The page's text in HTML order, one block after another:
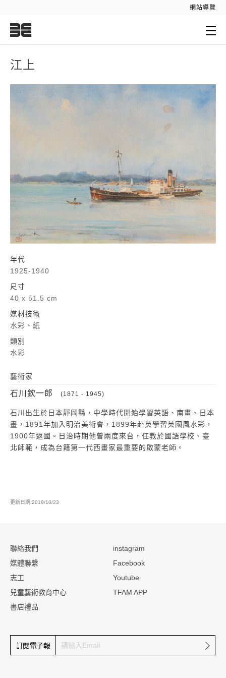
網站導覽
江上
年代
1925-1940
尺寸
40 x 51.5 cm
媒材技術
水彩、紙
類別
水彩
藝術家
石川欽一郎 (1871 - 1945)
石川出生於日本靜岡縣，中學時代開始學習英語、南畫、日本
畫，1891年加入明治美術會，1899年赴英學習英國風水彩，
1900年返國。日治時期他曾兩度來台，任教於國語學校、臺
北師範，成為台籍第一代西畫家最重要的啟蒙老師。
更新日期:2019/10/23
聯絡我們
媒體聯繫
志工
兒童藝術教育中心
書店禮品
instagram
Facebook
Youtube
TFAM APP
訂閱電子報 確定